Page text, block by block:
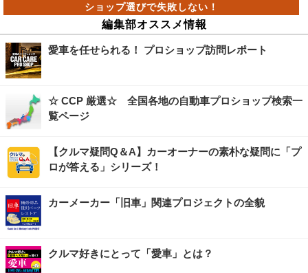
編集部オススメ情報
愛車を任せられる！ プロショップ訪問レポート
☆ CCP 厳選☆ 全国各地の自動車プロショップ検索一
覧ページ
【クルマ疑問Q＆A】カーオーナーの素朴な疑問に「プ
ロが答える」シリーズ！
カーメーカー「旧車」関連プロジェクトの全貌
クルマ好きにとって「愛車」とは？